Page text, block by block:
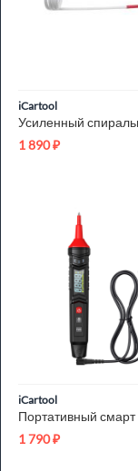
iCartool
1 890₽
iCartool
1 790₽